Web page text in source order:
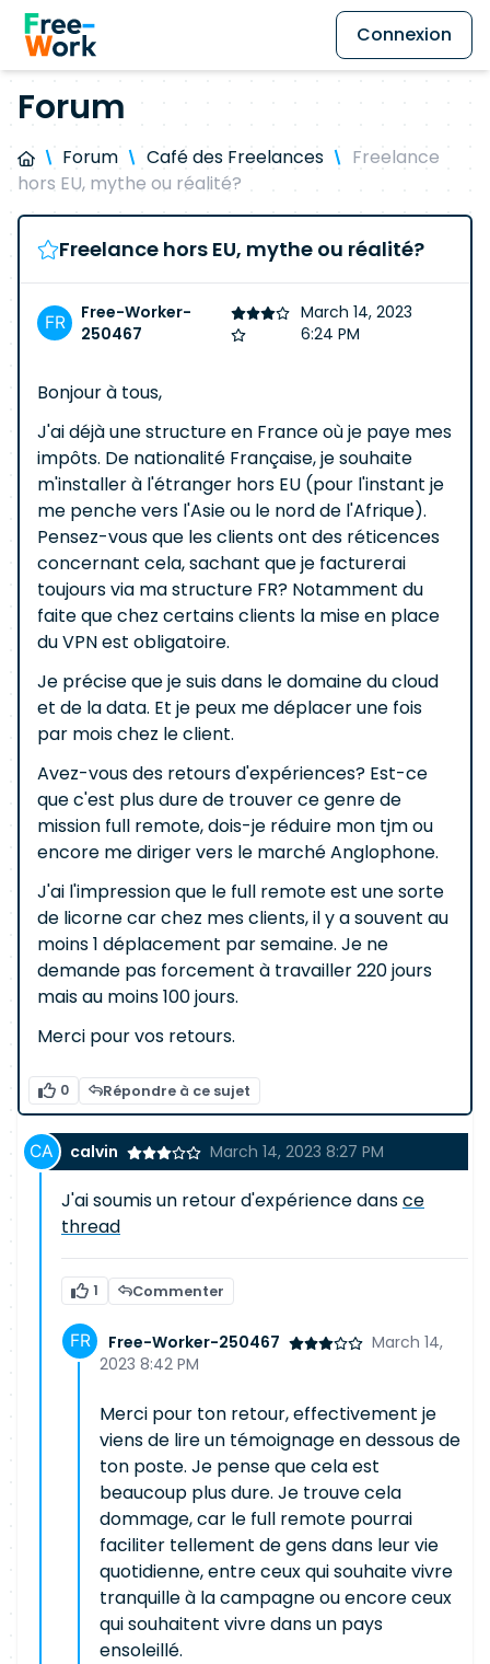
Connexion
Forum
Forum Café des Freelances
Freelance
hors EU, mythe ou réalité?
Freelance hors EU, mythe ou réalité?
Free-Worker-
250467
March 14, 2023
6:24 PM
Bonjour à tous,
J'ai déjà une structure en France où je paye mes
impôts. De nationalité Française, je souhaite
m'installer à l'étranger hors EU (pour l'instant je
me penche vers l'Asie ou le nord de l'Afrique).
Pensez-vous que les clients ont des réticences
concernant cela, sachant que je facturerai
toujours via ma structure FR? Notamment du
faite que chez certains clients la mise en place
du VPN est obligatoire.
Je précise que je suis dans le domaine du cloud
et de la data. Et je peux me déplacer une fois
par mois chez le client.
Avez-vous des retours d'expériences? Est-ce
que c'est plus dure de trouver ce genre de
mission full remote, dois-je réduire mon tjm ou
encore me diriger vers le marché Anglophone.
J'ai l'impression que le full remote est une sorte
de licorne car chez mes clients, il y a souvent au
moins 1 déplacement par semaine. Je ne
demande pas forcement à travailler 220 jours
mais au moins 100 jours.
Merci pour vos retours.
0 Répondre à ce sujet
calvin March 14, 2023 8:27 PM
J'ai soumis un retour d'expérience dansce
thread
1 Commenter
Free-Worker-250467
March 14,
2023 8:42 PM
Merci pour ton retour, effectivement je
viens de lire un témoignage en dessous de
ton poste. Je pense que cela est
beaucoup plus dure. Je trouve cela
dommage, car le full remote pourrai
faciliter tellement de gens dans leur vie
quotidienne, entre ceux qui souhaite vivre
tranquille à la campagne ou encore ceux
qui souhaitent vivre dans un pays
ensoleillé.